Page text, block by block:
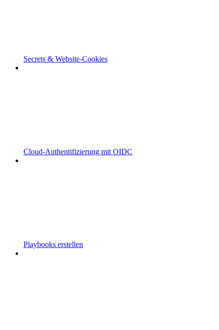
Secrets & Website-Cookies
Cloud-Authentifizierung mit OIDC
Playbooks erstellen